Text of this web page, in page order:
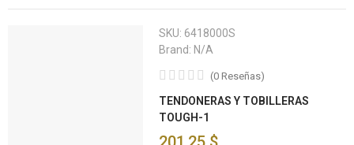
SKU: 6418000S
Brand: N/A
(0 Reseñas)
TENDONERAS Y TOBILLERAS
TOUGH-1